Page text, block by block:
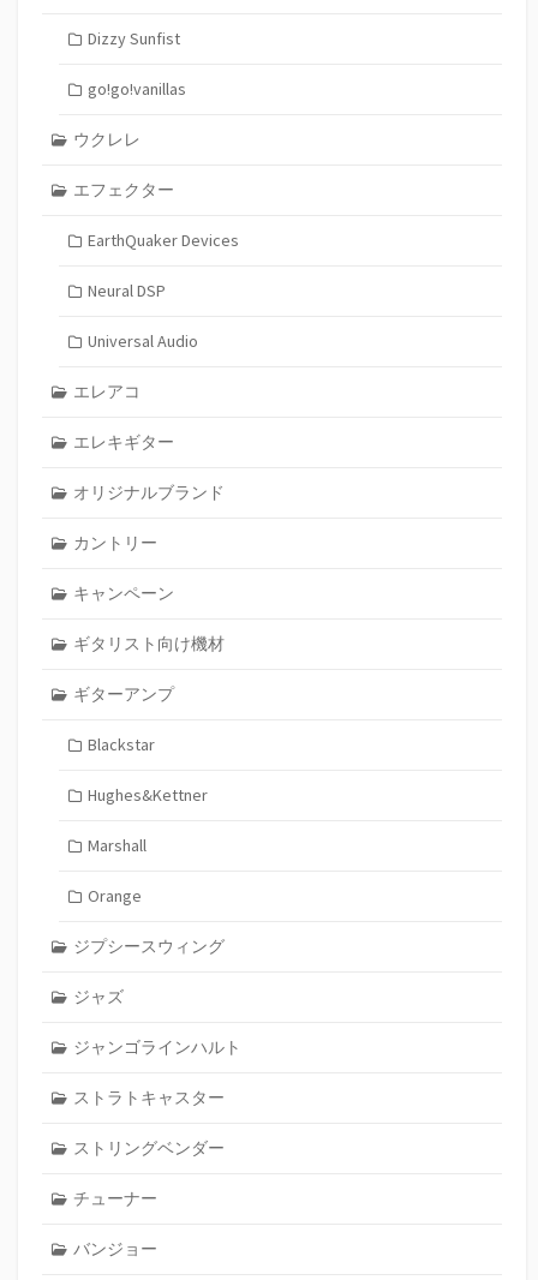
Dizzy Sunfist
go!go!vanillas
ウクレレ
エフェクター
EarthQuaker Devices
Neural DSP
Universal Audio
エレアコ
エレキギター
オリジナルブランド
カントリー
キャンペーン
ギタリスト向け機材
ギターアンプ
Blackstar
Hughes&Kettner
Marshall
Orange
ジプシースウィング
ジャズ
ジャンゴラインハルト
ストラトキャスター
ストリングベンダー
チューナー
バンジョー